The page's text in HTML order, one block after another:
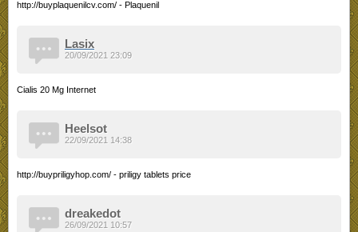
http://buyplaquenilcv.com/ - Plaquenil
Lasix
Cialis 20 Mg Internet
20/09/2021 23:09
Heelsot
http://buypriligyhop.com/ - priligy tablets price
22/09/2021 14:38
dreakedot
26/09/2021 10:57